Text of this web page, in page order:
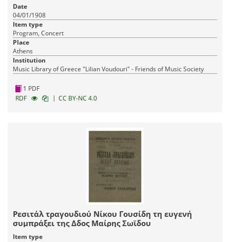
Date
04/01/1908
Item type
Program, Concert
Place
Athens
Institution
Music Library of Greece "Lilian Voudouri" - Friends of Music Society
1 PDF
RDF
| CC BY-NC 4.0
Ρεσιτάλ τραγουδιού Νίκου Γουσίδη τη ευγενή
συμπράξει της Δδος Μαίρης Σωϊδου
Item type